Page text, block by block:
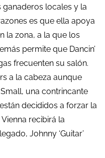
locales y la
es que ella apoya
la zona, a la que los
permite que Dancin’
frecuenten su salón.
a la cabeza aunque
una contrincante
decididos a forzar la
recibirá la
Johnny ‘Guitar’